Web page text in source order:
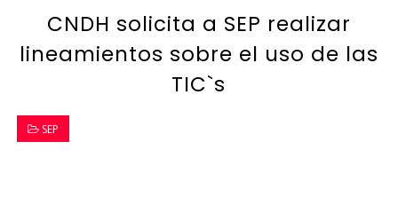
CNDH solicita a SEP realizar
lineamientos sobre el uso de las
TIC`s
SEP